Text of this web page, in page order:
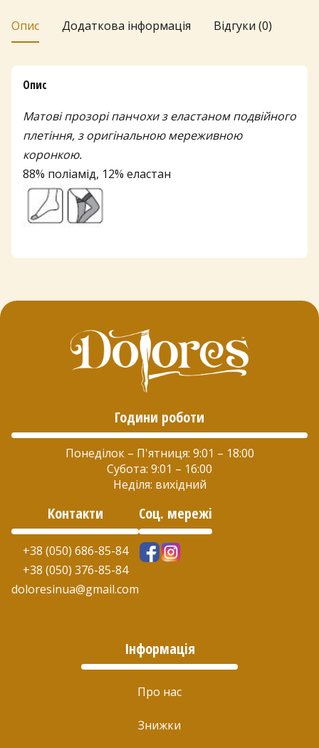
Опис Додаткова інформація Відгуки (0)
Опис
Матові прозорі панчохи з еластаном подвійного
плетіння, з оригінальною мереживною
коронкою.
88% поліамід, 12% еластан
Години роботи
Понеділок – П'ятниця: 9:01 – 18:00
Субота: 9:01 – 16:00
Неділя: вихідний
Контакти
+38 (050) 686-85-84
+38 (050) 376-85-84
doloresinua@gmail.com
Соц. мережі
Інформація
Про нас
Знижки